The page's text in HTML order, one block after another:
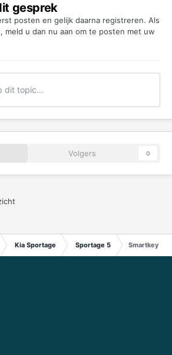
gesprek
posten en gelijk daarna registreren. Als
meld u dan nu aan om te posten met uw
dit topic...
Volgers 0
Kia Sportage Sportage 5 Smartkey en